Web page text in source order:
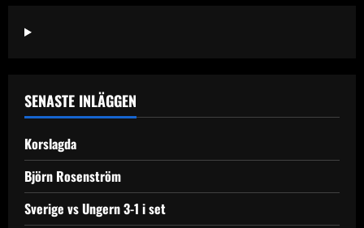
t
a
v
i
g
SENASTE INLÄGGEN
Korslagda
Björn Rosenström
Sverige vs Ungern 3-1 i set